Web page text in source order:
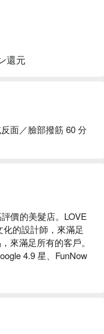
還元
面／臉部撥筋 60 分
價的美髮店。LOVE
的設計師，來滿足
來滿足所有的客戶。
4.9 星、FunNow
進口髮品，好好呵護